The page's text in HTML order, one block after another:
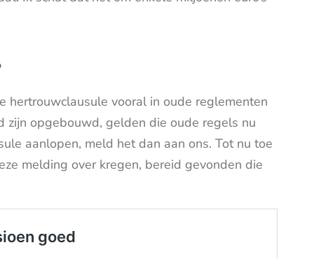
vooral in oude reglementen
zijn opgebouwd, gelden die oude regels nu
aanlopen, meld het dan aan ons. Tot nu toe
melding over kregen, bereid gevonden die